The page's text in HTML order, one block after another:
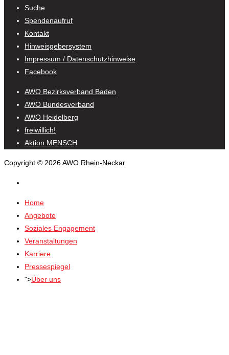
Suche
Spendenaufruf
Kontakt
Hinweisgebersystem
Impressum / Datenschutzhinweise
Facebook
AWO Bezirksverband Baden
AWO Bundesverband
AWO Heidelberg
freiwillich!
Aktion MENSCH
Copyright © 2026 AWO Rhein-Neckar
Home
Angebote
Soziales Engagement
Veranstaltungen
Karriere
Pressespiegel
">Über uns